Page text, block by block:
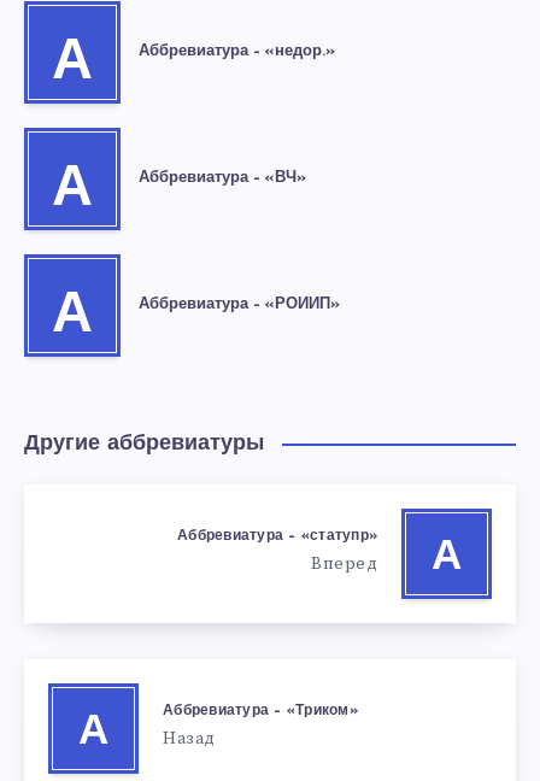
А Аббревиатура – «недор.»
А Аббревиатура – «ВЧ»
А Аббревиатура – «РОИИП»
Другие аббревиатуры
А
Аббревиатура – «статупр»
Вперед
А
Аббревиатура – «Триком»
Назад